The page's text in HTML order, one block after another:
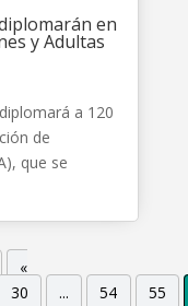
en
y Adultas
a 120
de
que se
«
30 ... 54
55